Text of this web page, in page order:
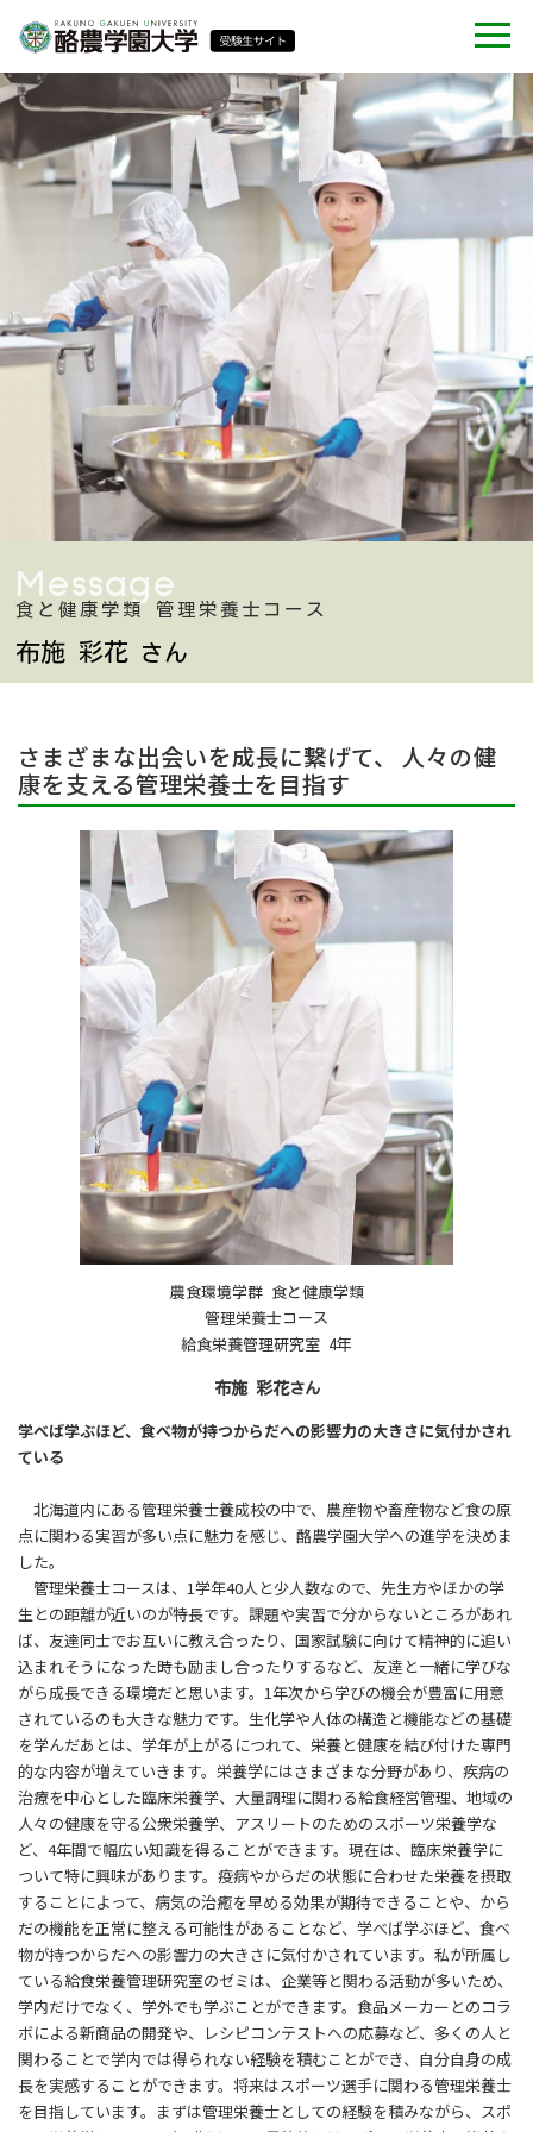
Message
食と健康学類 管理栄養士コース
布施 彩花 さん
さまざまな出会いを成長に繋げて、 人々の健
康を支える管理栄養士を目指す
農食環境学群 食と健康学類
管理栄養士コース
給食栄養管理研究室 4年
布施 彩花さん
学べば学ぶほど、食べ物が持つからだへの影響力の大きさに気付かされ
ている
北海道内にある管理栄養士養成校の中で、農産物や畜産物など食の原
点に関わる実習が多い点に魅力を感じ、酪農学園大学への進学を決めま
した。
管理栄養士コースは、1学年40人と少人数なので、先生方やほかの学
生との距離が近いのが特長です。課題や実習で分からないところがあれ
ば、友達同士でお互いに教え合ったり、国家試験に向けて精神的に追い
込まれそうになった時も励まし合ったりするなど、友達と一緒に学びな
がら成長できる環境だと思います。1年次から学びの機会が豊富に用意
されているのも大きな魅力です。生化学や人体の構造と機能などの基礎
を学んだあとは、学年が上がるにつれて、栄養と健康を結び付けた専門
的な内容が増えていきます。栄養学にはさまざまな分野があり、疾病の
治療を中心とした臨床栄養学、大量調理に関わる給食経営管理、地域の
人々の健康を守る公衆栄養学、アスリートのためのスポーツ栄養学な
ど、4年間で幅広い知識を得ることができます。現在は、臨床栄養学に
ついて特に興味があります。疫病やからだの状態に合わせた栄養を摂取
することによって、病気の治癒を早める効果が期待できることや、から
だの機能を正常に整える可能性があることなど、学べば学ぶほど、食べ
物が持つからだへの影響力の大きさに気付かされています。私が所属し
ている給食栄養管理研究室のゼミは、企業等と関わる活動が多いため、
学内だけでなく、学外でも学ぶことができます。食品メーカーとのコラ
ボによる新商品の開発や、レシピコンテストへの応募など、多くの人と
関わることで学内では得られない経験を積むことができ、自分自身の成
長を実感することができます。将来はスポーツ選手に関わる管理栄養士
を目指しています。まずは管理栄養士としての経験を積みながら、スポ